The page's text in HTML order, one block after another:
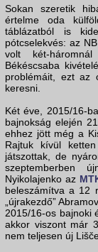
Sokan szeretik
értelme oda
táblázatból is
pótcselekvés: az
volt két-
Békéscsaba
problémáit, ezt az
keresni.
Két éve, 2015/16-
bajnokság elején
ehhez jött még a
Rajtuk kívül
játszottak, de
szeptemberben
Nyikolajenko az
beleszámítva a 12
„újrakezdő”
2015/16-os bajnoki
akkor viszont már
nem teljesen új